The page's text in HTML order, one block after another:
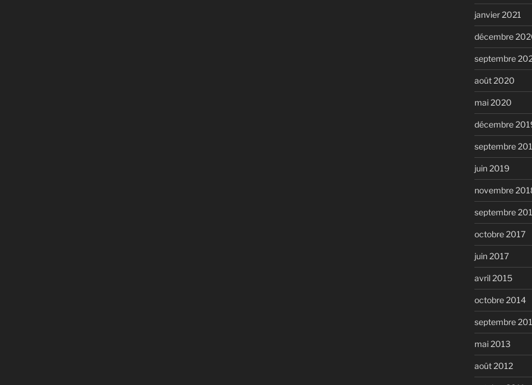
janvier 2021
décembre
septembre
août 2020
mai 2020
décembre
septembre
juin 2019
novembre
septembre
octobre 2017
juin 2017
avril 2015
octobre 2014
septembre
mai 2013
août 2012